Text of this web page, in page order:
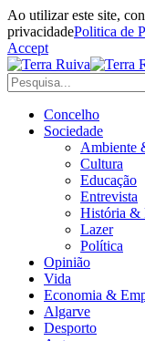
Ao utilizar este site,
privacidadePolitica de
Accept
Concelho
Sociedade
Ambiente
Cultura
Educação
Entrevista
História &
Lazer
Política
Opinião
Vida
Economia &
Algarve
Desporto